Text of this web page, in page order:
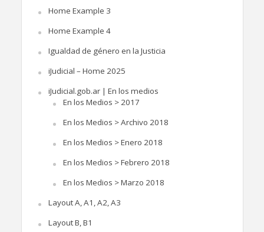
Home Example 3
Home Example 4
Igualdad de género en la Justicia
iJudicial – Home 2025
iJudicial.gob.ar | En los medios
En los Medios > 2017
En los Medios > Archivo 2018
En los Medios > Enero 2018
En los Medios > Febrero 2018
En los Medios > Marzo 2018
Layout A, A1, A2, A3
Layout B, B1